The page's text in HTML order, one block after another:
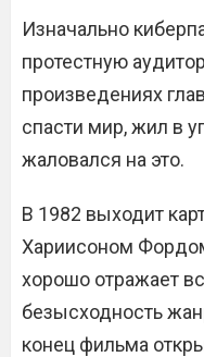
Изначально
протестную
произведениях
спасти мир, жил в
жаловался на это.
В 1982 выходит
Хариисоном
хорошо отражает
безысходность
конец фильма